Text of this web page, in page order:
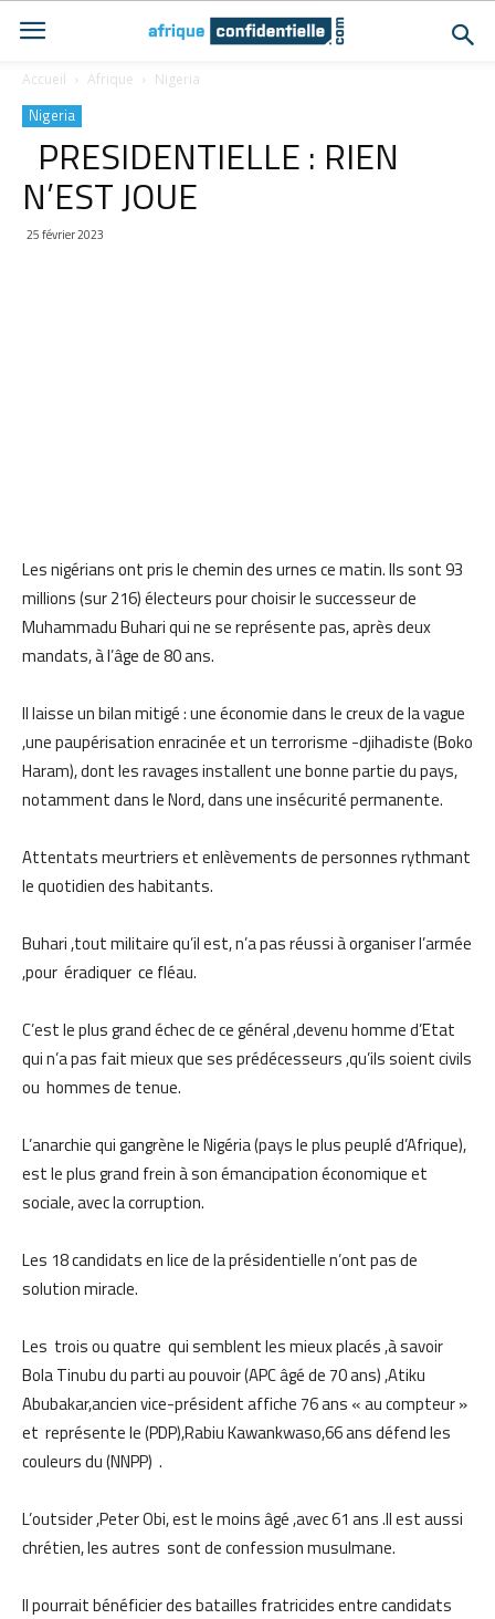
Accueil Afrique Nigeria
Nigeria
PRESIDENTIELLE : RIEN
N’EST JOUE
25 février 2023
Les nigérians ont pris le chemin des urnes ce matin. Ils sont 93
millions (sur 216) électeurs pour choisir le successeur de
Muhammadu Buhari qui ne se représente pas, après deux
mandats, à l’âge de 80 ans.
Il laisse un bilan mitigé : une économie dans le creux de la vague
,une paupérisation enracinée et un terrorisme -djihadiste (Boko
Haram), dont les ravages installent une bonne partie du pays,
notamment dans le Nord, dans une insécurité permanente.
Attentats meurtriers et enlèvements de personnes rythmant
le quotidien des habitants.
Buhari ,tout militaire qu’il est, n’a pas réussi à organiser l’armée
,pour éradiquer ce fléau.
C’est le plus grand échec de ce général ,devenu homme d’Etat
qui n’a pas fait mieux que ses prédécesseurs ,qu’ils soient civils
ou hommes de tenue.
L’anarchie qui gangrène le Nigéria (pays le plus peuplé d’Afrique),
est le plus grand frein à son émancipation économique et
sociale, avec la corruption.
Les 18 candidats en lice de la présidentielle n’ont pas de
solution miracle.
Les trois ou quatre qui semblent les mieux placés ,à savoir
Bola Tinubu du parti au pouvoir (APC âgé de 70 ans) ,Atiku
Abubakar,ancien vice-président affiche 76 ans « au compteur »
et représente le (PDP),Rabiu Kawankwaso,66 ans défend les
couleurs du (NNPP) .
L’outsider ,Peter Obi, est le moins âgé ,avec 61 ans .Il est aussi
chrétien, les autres sont de confession musulmane.
Il pourrait bénéficier des batailles fratricides entre candidats